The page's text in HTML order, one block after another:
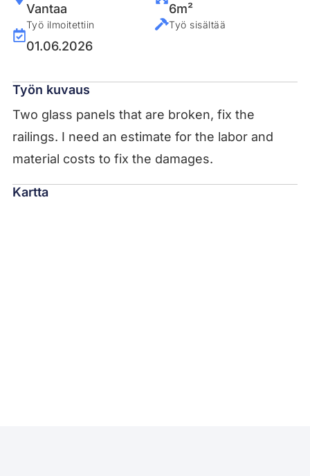
Vantaa
Työ ilmoitettiin
01.06.2026
6m²
Työ sisältää
Työn kuvaus
Two glass panels that are broken, fix the
railings. I need an estimate for the labor and
material costs to fix the damages.
Kartta